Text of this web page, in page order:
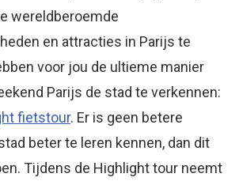
wereldberoemde
en attracties in Parijs te
voor jou de ultieme manier
Parijs de stad te verkennen:
fietstour. Er is geen betere
beter te leren kennen, dan dit
Tijdens de Highlight tour neemt